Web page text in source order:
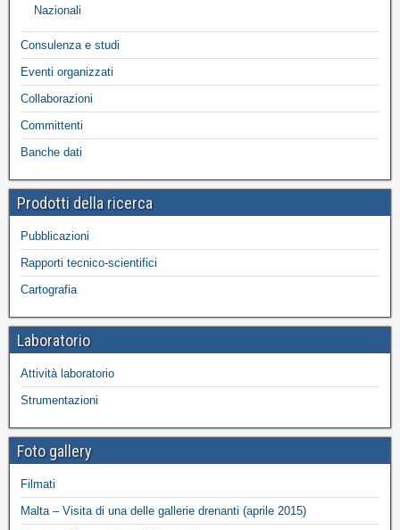
Nazionali
Consulenza e studi
Eventi organizzati
Collaborazioni
Committenti
Banche dati
Prodotti della ricerca
Pubblicazioni
Rapporti tecnico-scientifici
Cartografia
Laboratorio
Attività laboratorio
Strumentazioni
Foto gallery
Filmati
Malta – Visita di una delle gallerie drenanti (aprile 2015)